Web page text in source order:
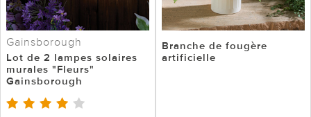
Gainsborough
Lot de 2 lampes solaires
murales "Fleurs"
Gainsborough
Branche de fougère
artificielle